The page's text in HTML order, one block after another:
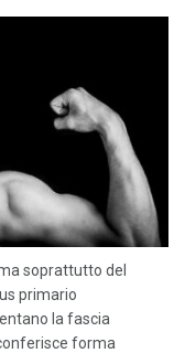
soprattutto del
primario
la fascia
forma